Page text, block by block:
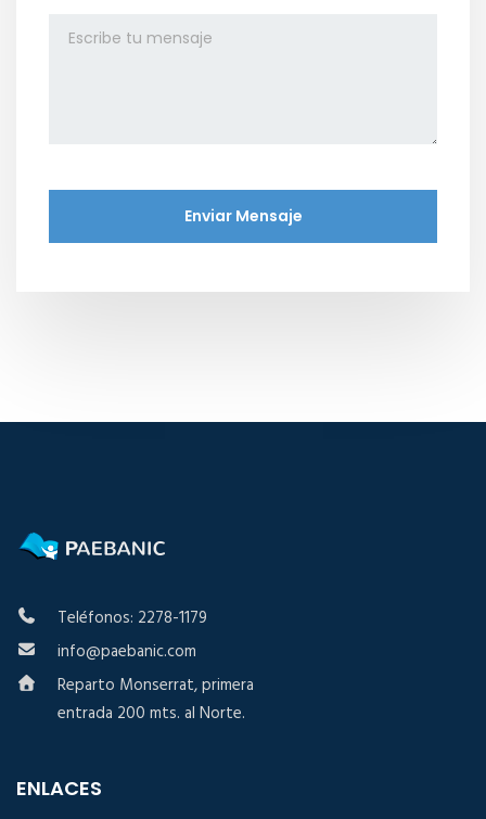
Teléfonos: 2278-1179
info@paebanic.com
Reparto Monserrat, primera
entrada 200 mts. al Norte.
ENLACES